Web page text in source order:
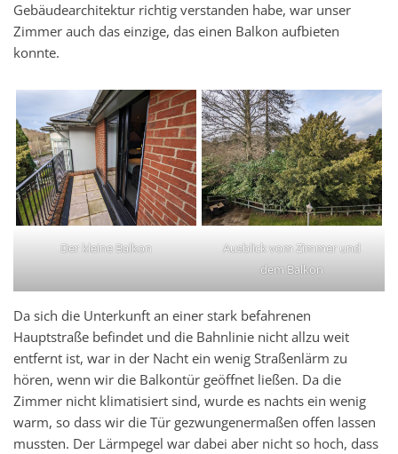
Gebäudearchitektur richtig verstanden habe, war unser
Zimmer auch das einzige, das einen Balkon aufbieten
konnte.
Der kleine Balkon
Ausblick vom Zimmer und
dem Balkon
Da sich die Unterkunft an einer stark befahrenen
Hauptstraße befindet und die Bahnlinie nicht allzu weit
entfernt ist, war in der Nacht ein wenig Straßenlärm zu
hören, wenn wir die Balkontür geöffnet ließen. Da die
Zimmer nicht klimatisiert sind, wurde es nachts ein wenig
warm, so dass wir die Tür gezwungenermaßen offen lassen
mussten. Der Lärmpegel war dabei aber nicht so hoch, dass